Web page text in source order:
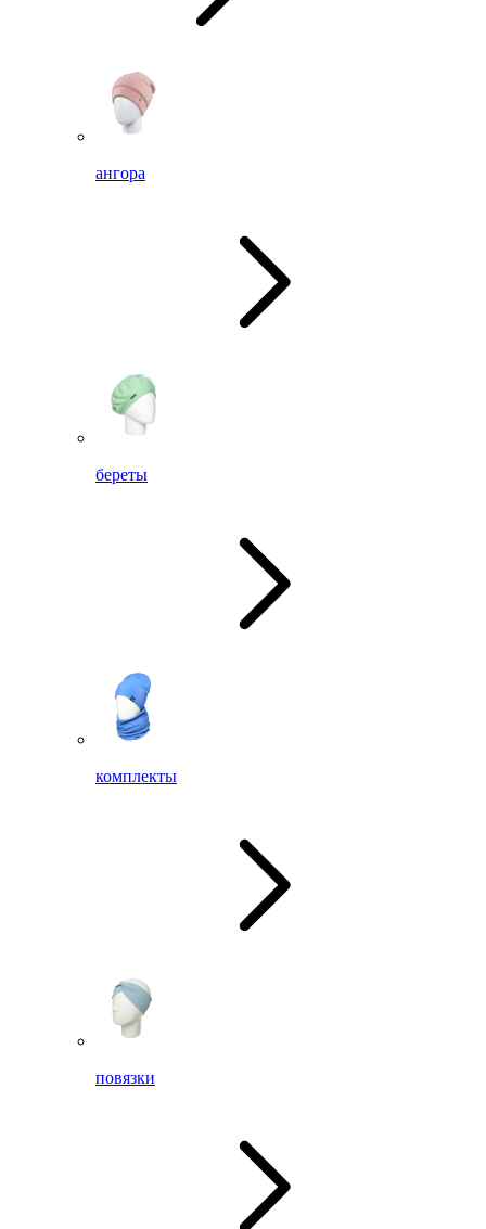
ангора
береты
комплекты
повязки